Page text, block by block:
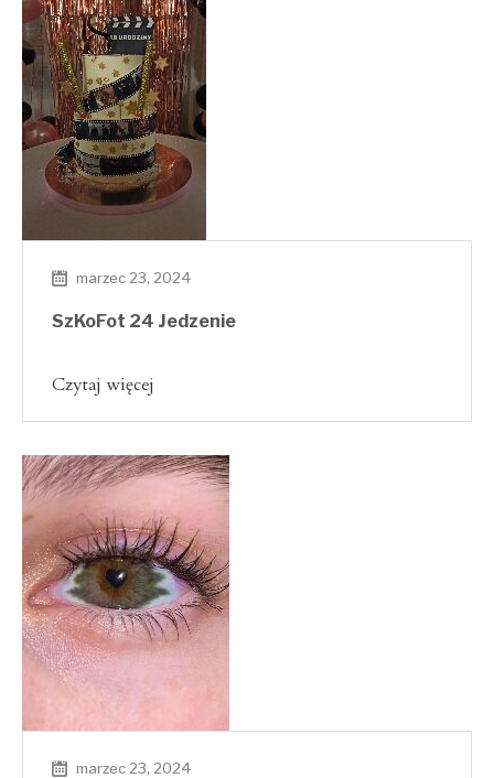
marzec 23, 2024
SzKoFot 24 Jedzenie
Czytaj więcej
marzec 23, 2024